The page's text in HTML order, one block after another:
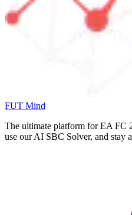
FUT Mind
The ultimate platform for EA FC
use our AI SBC Solver, and stay